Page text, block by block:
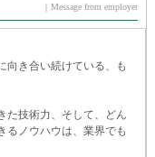
｜Message from employer
向き合い続けている、も
た技術力、そして、どん
るノウハウは、業界でも